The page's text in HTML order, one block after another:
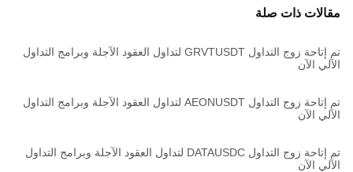
مقالات ذات صلة
تم إتاحة زوج التداول GRVTUSDT لتداول العقود الآجلة وبرامج التداول
الآلي الآن
تم إتاحة زوج التداول AEONUSDT لتداول العقود الآجلة وبرامج التداول
الآلي الآن
تم إتاحة زوج التداول DATAUSDC لتداول العقود الآجلة وبرامج التداول
الآلي الآن